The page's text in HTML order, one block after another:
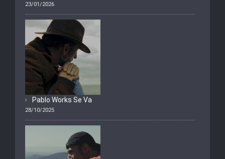
23/01/2026
Pablo Works Se Va
28/10/2025